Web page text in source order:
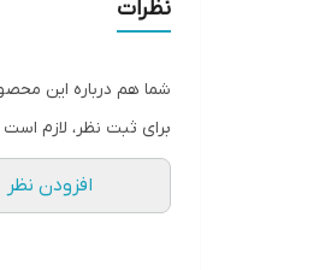
نظرات
شما هم درباره این
برای ثبت نظر، لازم
افزودن نظر